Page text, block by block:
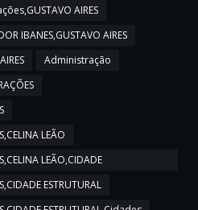
AIRES
IBANES,GUSTAVO AIRES
Administração
LEÃO
LEÃO,CIDADE
ESTRUTURAL